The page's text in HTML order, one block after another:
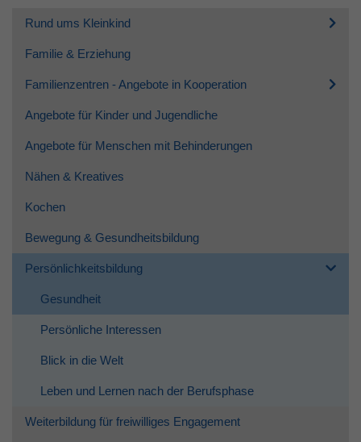
Rund ums Kleinkind
Familie & Erziehung
Familienzentren - Angebote in Kooperation
Angebote für Kinder und Jugendliche
Angebote für Menschen mit Behinderungen
Nähen & Kreatives
Kochen
Bewegung & Gesundheitsbildung
Persönlichkeitsbildung
Gesundheit
Persönliche Interessen
Blick in die Welt
Leben und Lernen nach der Berufsphase
Weiterbildung für freiwilliges Engagement